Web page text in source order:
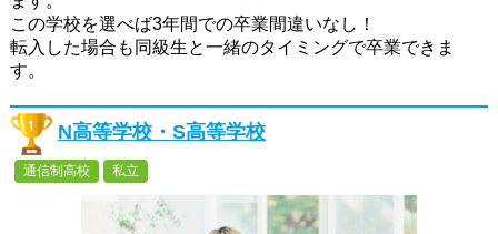
この学校を選べば3年間での卒業間違いなし！
転入した場合も同級生と一緒のタイミングで卒業できま
す。
N高等学校・S高等学校
通信制高校 私立